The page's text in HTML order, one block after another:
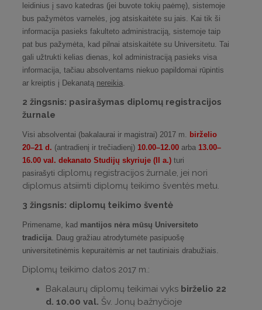
leidinius į savo katedras (jei buvote tokių paėmę), sistemoje
bus pažymėtos varnelės, jog atsiskaitėte su jais. Kai tik ši
informacija pasieks fakulteto administraciją, sistemoje taip
pat bus pažymėta, kad pilnai atsiskaitėte su Universitetu. Tai
gali užtrukti kelias dienas, kol administraciją pasieks visa
informacija, tačiau absolventams niekuo papildomai rūpintis
ar kreiptis į Dekanatą nereikia
2 žingsnis: pasirašymas diplomų registracijos
žurnale
Visi absolventai (bakalaurai ir magistrai) 2017 m.
birželio
20–21 d. (antradienį ir trečiadienį) 10.00–12.00 arba 13.00–
16.00 val. dekanato Studijų skyriuje (II a.) turi
pasirašyti diplomų registracijos žurnale, jei nori
diplomus atsiimti diplomų teikimo šventės metu.
3 žingsnis: diplomų teikimo šventė
Primename, kad mantijos nėra mūsų Universiteto
tradicija . Daug gražiau atrodytumėte pasipuošę
universitetinėmis kepuraitėmis ar net tautiniais drabužiais.
Diplomų teikimo datos 2017 m.:
Bakalaurų diplomų teikimai vyks birželio 22
d. 10.00 val. Šv. Jonų bažnyčioje